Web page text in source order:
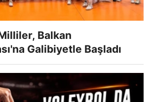
Balkan
Galibiyetle Başladı